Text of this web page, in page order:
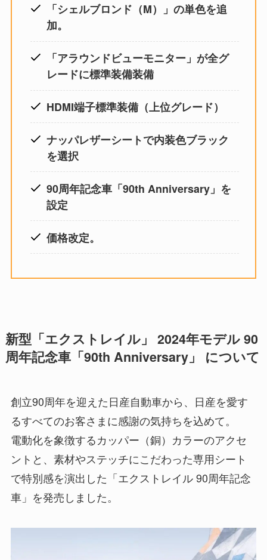
「シェルブロンド（M）」の単色を追
加。
「アラウンドビューモニター」が全グ
レードに標準装備装備
HDMI端子標準装備（上位グレード）
ナッパレザーシートで内装色ブラック
を選択
90周年記念車「90th Anniversary」を
設定
価格改定。
新型「エクストレイル」 2024年モデル 90
周年記念車「90th Anniversary」 について
創立90周年を迎えた日産自動車から、日産を愛す
るすべてのお客さまに感謝の気持ちを込めて。
電動化を象徴するカッパー（銅）カラーのアクセ
ントと、素材やステッチにこだわった専用シート
で特別感を演出した「エクストレイル 90周年記念
車」を発売しました。